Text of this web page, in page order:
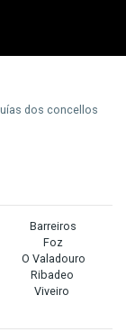
dos concellos
Barreiros
Foz
O Valadouro
Ribadeo
Viveiro